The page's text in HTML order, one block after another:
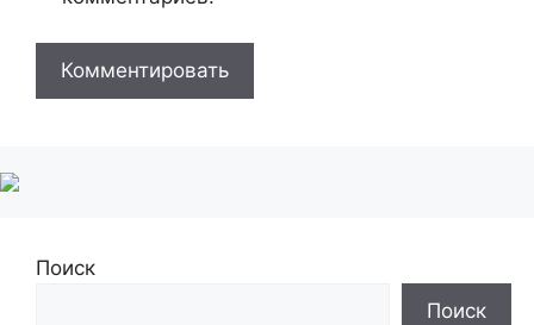
Поиск
Поиск